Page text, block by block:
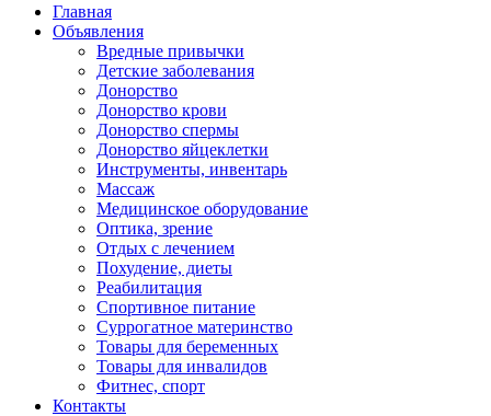
Главная
Объявления
Вредные привычки
Детские заболевания
Донорство
Донорство крови
Донорство спермы
Донорство яйцеклетки
Инструменты, инвентарь
Массаж
Медицинское оборудование
Оптика, зрение
Отдых с лечением
Похудение, диеты
Реабилитация
Спортивное питание
Суррогатное материнство
Товары для беременных
Товары для инвалидов
Фитнес, спорт
Контакты